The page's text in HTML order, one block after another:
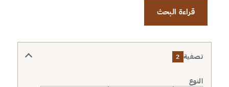
قراءة البحث
تصفية 2
النوع